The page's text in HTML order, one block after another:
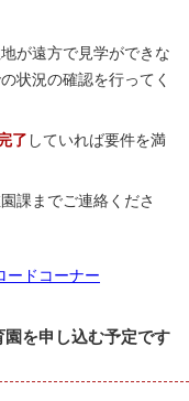
が遠方で見学ができな
状況の確認を行ってく
了 していれば要件を満
課までご連絡くださ
ドコーナー
を申し込む予定です